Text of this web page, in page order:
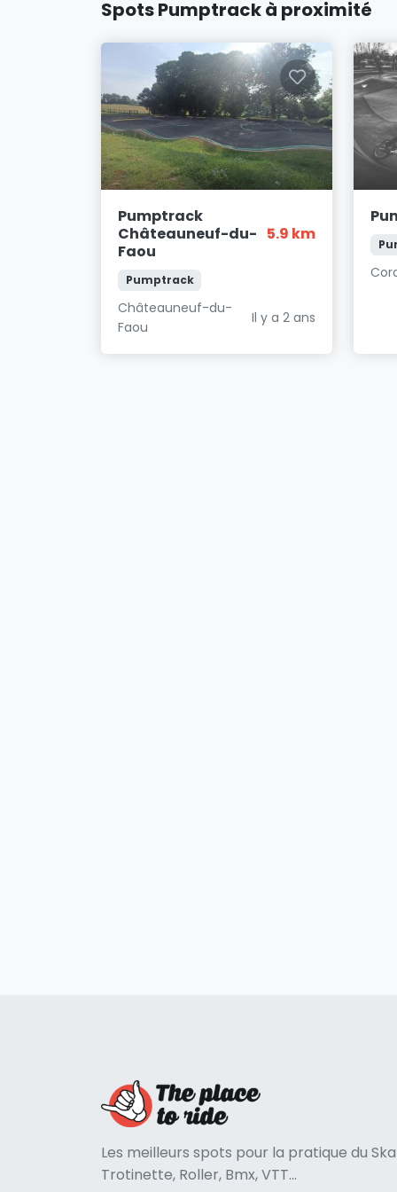
Spots Pumptrack à proximité
Pumptrack
Châteauneuf-du-
Faou
5.9 km
Pumptrack
Châteauneuf-du-
Faou
Il y a 2 ans
Les meilleurs spots pour la pratique du
Trotinette, Roller, Bmx, VTT...